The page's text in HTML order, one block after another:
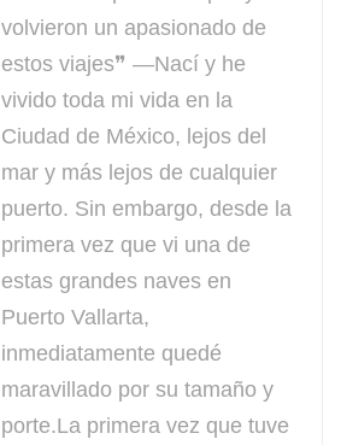
volvieron un apasionado de
estos viajes❞ —Nací y he
vivido toda mi vida en la
Ciudad de México, lejos del
mar y más lejos de cualquier
puerto. Sin embargo, desde la
primera vez que vi una de
estas grandes naves en
Puerto Vallarta,
inmediatamente quedé
maravillado por su tamaño y
porte.La primera vez que tuve